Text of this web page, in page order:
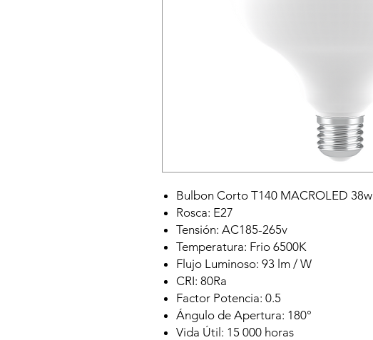
Bulbon Corto T140 MACROLED 38w
Rosca: E27
Tensión: AC185-265v
Temperatura: Frio 6500K
Flujo Luminoso: 93 lm / W
CRI: 80Ra
Factor Potencia: 0.5
Ángulo de Apertura: 180°
Vida Útil: 15 000 horas